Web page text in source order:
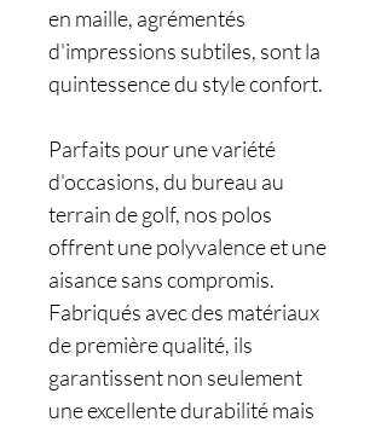
en maille, agrémentés
d'impressions subtiles, sont la
quintessence du style confort.
Parfaits pour une variété
d'occasions, du bureau au
terrain de golf, nos polos
offrent une polyvalence et une
aisance sans compromis.
Fabriqués avec des matériaux
de première qualité, ils
garantissent non seulement
une excellente durabilité mais